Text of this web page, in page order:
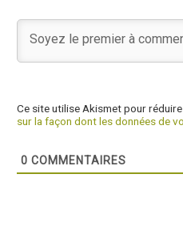
Ce site utilise Akismet pour
sur la façon dont les données de
0 COMMENTAIRES